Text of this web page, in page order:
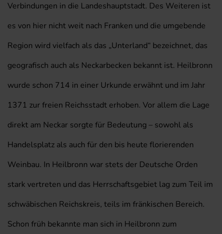
Verbindungen in die Landeshauptstadt. Des Weiteren ist
es von hier nicht weit nach Franken und die umgebende
Region wird vielfach als das „Unterland“ bezeichnet, das
geografisch auch als Neckarbecken bekannt ist. Heilbronn
wurde schon 714 in einer Urkunde erwähnt und im Jahr
1371 zur freien Reichsstadt erhoben. Vor allem die Lage
direkt am Neckar sorgte für Bedeutung – sowohl als
Handelsplatz als auch für den bis heute florierenden
Weinbau. In Heilbronn war stets der Deutsche Orden
stark vertreten und das Herrschaftsgebiet lag zum Teil im
schwäbischen Reichskreis, teils im fränkischen Bereich.
Schon früh bekannte man sich in Heilbronn zum